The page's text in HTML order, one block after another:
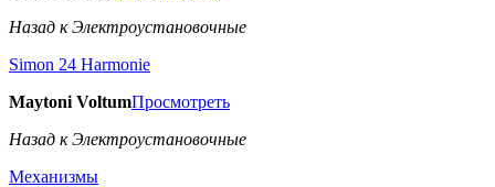
Назад к Электроустановочные
Simon 24 Harmonie
Maytoni VoltumПросмотреть
Назад к Электроустановочные
Механизмы